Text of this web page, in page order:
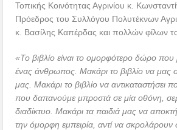
Τοπικής Κοινότητας Αγρινίου κ.
Πρόεδρος του Συλλόγου Πολυτέκνων
κ. Βασίλης Καπέρδας και πολλών φίλων
«Το βιβλίο είναι το ομορφότερο δώρο
ένας άνθρωπος. Μακάρι το βιβλίο να μας
μας. Μακάρι το βιβλίο να αντικαταστήσει
που δαπανούμε μπροστά σε μία οθόνη,
διαδίκτυο. Μακάρι τα παιδιά μας να
την όμορφη εμπειρία, αντί να σκρολάρουν